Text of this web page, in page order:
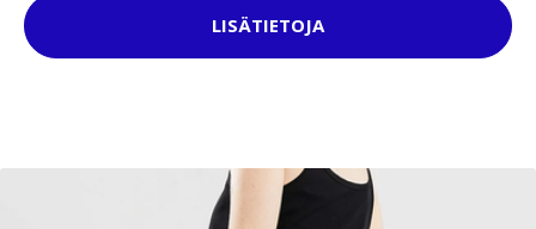
LISÄTIETOJA